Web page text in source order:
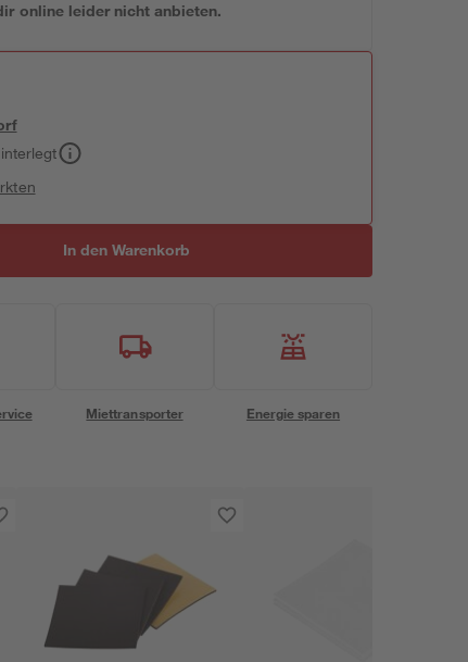
online leider nicht anbieten.
In den Warenkorb
Miettransporter Energie sparen